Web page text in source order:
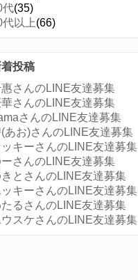
代(35)
代以上(66)
投稿
さんのLINE友達募集
さんのLINE友達募集
さんのLINE友達募集
(あお)さんのLINE友達募集
ッキーさんのLINE友達募集
ーさんのLINE友達募集
きとさんのLINE友達募集
ッキーさんのLINE友達募集
たるさんのLINE友達募集
ウスケさんのLINE友達募集